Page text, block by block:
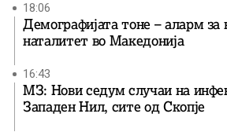
18:06
Демографијата тоне – аларм за
наталитет во Македонија
16:43
МЗ: Нови седум случаи на
Западен Нил, сите од Скопје